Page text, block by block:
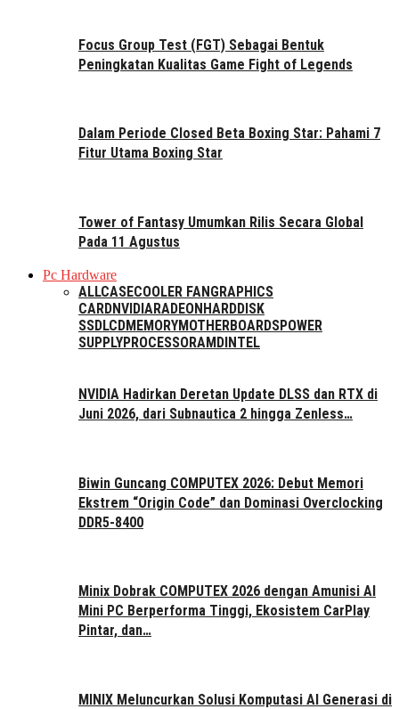
Focus Group Test (FGT) Sebagai Bentuk
Peningkatan Kualitas Game Fight of Legends
Dalam Periode Closed Beta Boxing Star: Pahami 7
Fitur Utama Boxing Star
Tower of Fantasy Umumkan Rilis Secara Global
Pada 11 Agustus
Pc Hardware
ALLCASECOOLER FAN GRAPHICS
CARDNVIDIARADEON HARDDISK
SSDLCDMEMORYMOTHERBOARDSPOWER
SUPPLYPROCESSORAMD INTEL
NVIDIA Hadirkan Deretan Update DLSS dan RTX di
Juni 2026, dari Subnautica 2 hingga Zenless…
Biwin Guncang COMPUTEX 2026: Debut Memori
Ekstrem “Origin Code” dan Dominasi Overclocking
DDR5-8400
Minix Dobrak COMPUTEX 2026 dengan Amunisi AI
Mini PC Berperforma Tinggi, Ekosistem CarPlay
Pintar, dan…
MINIX Meluncurkan Solusi Komputasi AI Generasi di